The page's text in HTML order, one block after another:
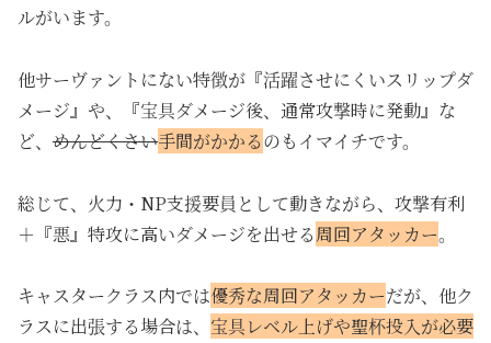
ルがいます。
他サーヴァントにない特徴が『活躍させにくいスリップダ
メージ』や、『宝具ダメージ後、通常攻撃時に発動』な
ど、 めんどくさい手間がかかるのもイマイチです。
総じて、火力・NP支援要員として動きながら、攻撃有利
＋『悪』特攻に高いダメージを出せる周回アタッカー。
キャスタークラス内では優秀な周回アタッカーだが、他ク
ラスに出張する場合は、 宝具レベル上げや聖杯投入が必要